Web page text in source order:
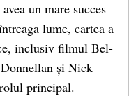
un mare succes
lume, cartea a
inclusiv filmul Bel-
și Nick
principal.